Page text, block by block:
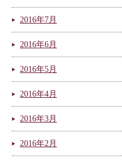
2016年7月
2016年6月
2016年5月
2016年4月
2016年3月
2016年2月